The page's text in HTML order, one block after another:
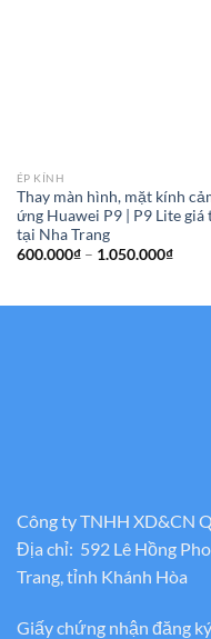
ÉP KÍNH
Thay màn hình, mặt kính
ứng Huawei P9 | P9 Lite giá
tại Nha Trang
600.000₫ – 1.050.000₫
đến
Công ty TNHH XD&CN
Địa chỉ: 592 Lê Hồng
Trang, tỉnh Khánh Hòa
Giấy chứng nhận đăng